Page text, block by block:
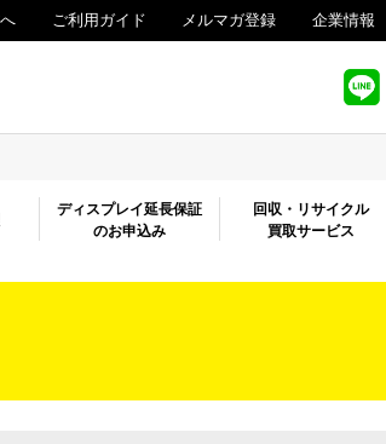
ご利用ガイド メルマガ登録 企業情報
ディスプレイ延長保証
のお申込み
回収・リサイクル
買取サービス